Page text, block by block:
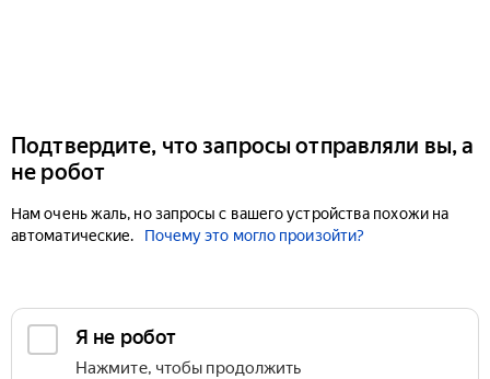
Подтвердите, что запросы отправляли вы, а
не робот
Нам очень жаль, но запросы с вашего устройства похожи на
автоматические.
Почему это могло произойти?